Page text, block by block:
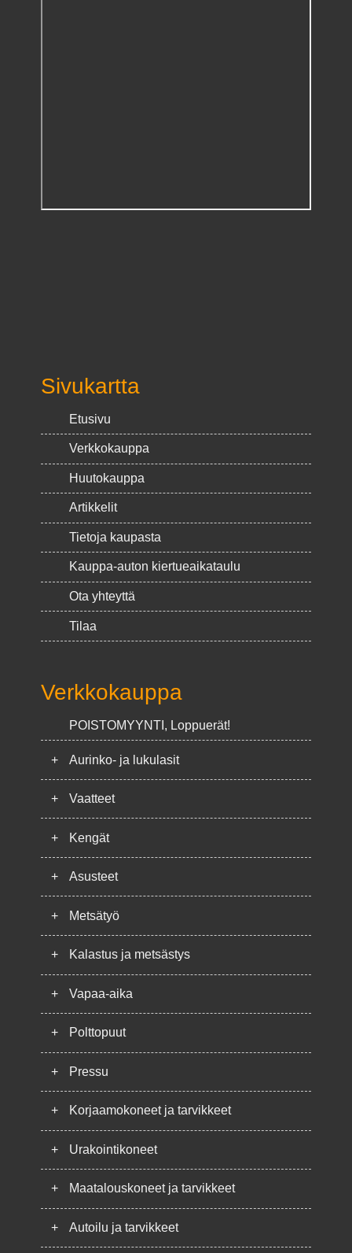
Sivukartta
Etusivu
Verkkokauppa
Huutokauppa
Artikkelit
Tietoja kaupasta
Kauppa-auton kiertueaikataulu
Ota yhteyttä
Tilaa
Verkkokauppa
POISTOMYYNTI, Loppuerät!
+ Aurinko- ja lukulasit
+ Vaatteet
+ Kengät
+ Asusteet
+ Metsätyö
+ Kalastus ja metsästys
+ Vapaa-aika
+ Polttopuut
+ Pressu
+ Korjaamokoneet ja tarvikkeet
+ Urakointikoneet
+ Maatalouskoneet ja tarvikkeet
+ Autoilu ja tarvikkeet